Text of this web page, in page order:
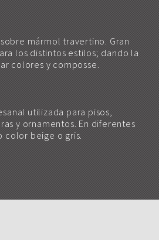
mármol travertino. Gran
los distintos estilos; dando la
colores y composse.
utilizada para pisos,
y ornamentos. En diferentes
color beige o gris.